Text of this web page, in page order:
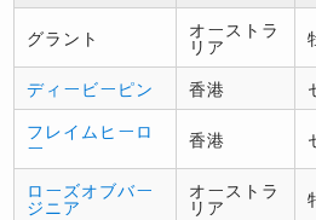
グラント オーストラ
リア
ディービーピン
香港
フレイムヒーロ
ー 香港
ローズオブバー
ジニア
オーストラ
リア